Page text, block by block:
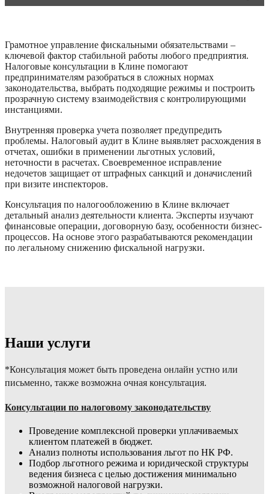
Грамотное управление фискальными обязательствами –
ключевой фактор стабильной работы любого предприятия.
Налоговые консультации в Клине помогают
предпринимателям разобраться в сложных нормах
законодательства, выбрать подходящие режимы и построить
прозрачную систему взаимодействия с контролирующими
инстанциями.
Внутренняя проверка учета позволяет предупредить
проблемы. Налоговый аудит в Клине выявляет расхождения в
отчетах, ошибки в применении льготных условий,
неточности в расчетах. Своевременное исправление
недочетов защищает от штрафных санкций и доначислений
при визите инспекторов.
Консультация по налогообложению в Клине включает
детальный анализ деятельности клиента. Эксперты изучают
финансовые операции, договорную базу, особенности бизнес-
процессов. На основе этого разрабатываются рекомендации
по легальному снижению фискальной нагрузки.
Наши услуги
*Консультация может быть проведена онлайн устно или
письменно, также возможна очная консультация.
Консультации по налоговому законодательству
Проведение комплексной проверки уплачиваемых
клиентом платежей в бюджет.
Анализ полноты использования льгот по НК РФ.
Подбор льготного режима и юридической структуры
ведения бизнеса с целью достижения минимально
возможной налоговой нагрузки.